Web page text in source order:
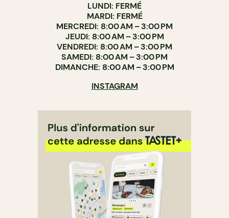
LUNDI: FERMÉ
MARDI: FERMÉ
MERCREDI: 8:00 AM – 3:00 PM
JEUDI: 8:00 AM – 3:00 PM
VENDREDI: 8:00 AM – 3:00 PM
SAMEDI: 8:00 AM – 3:00 PM
DIMANCHE: 8:00 AM – 3:00 PM
INSTAGRAM